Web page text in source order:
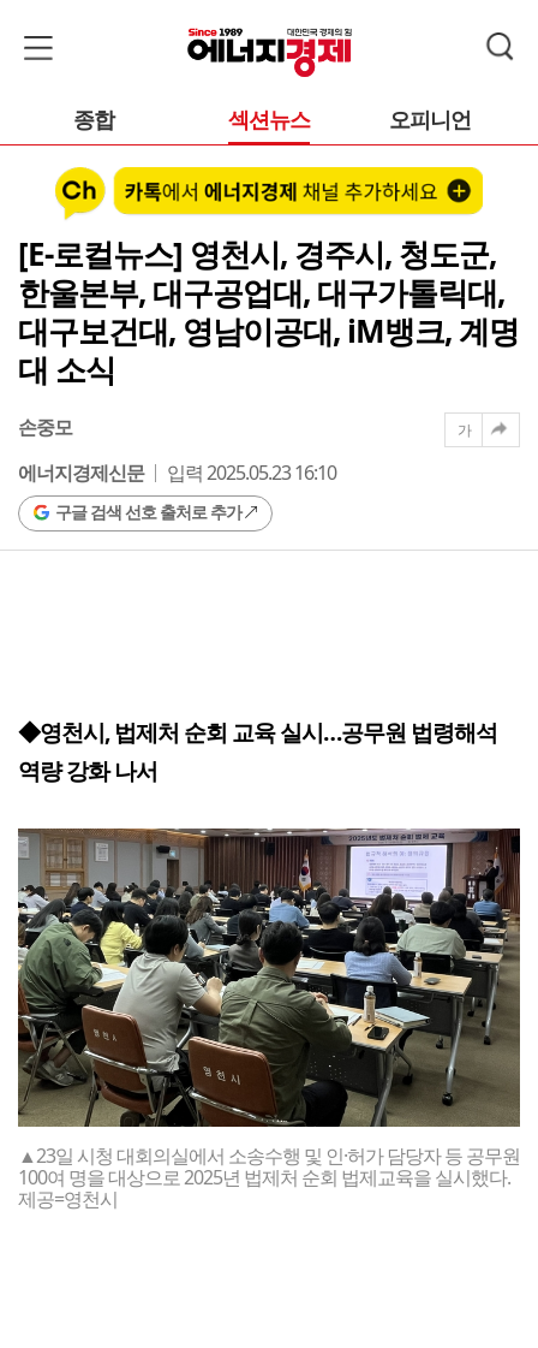
종합 섹션뉴스 오피니언
[E-로컬뉴스] 영천시, 경주시, 청도군,
한울본부, 대구공업대, 대구가톨릭대,
대구보건대, 영남이공대, iM뱅크, 계명
대 소식
손중모
에너지경제신문
입력 2025.05.23 16:10
구글 검색 선호 출처로 추가
가
◆영천시, 법제처 순회 교육 실시…공무원 법령해석
역량 강화 나서
▲23일 시청 대회의실에서 소송수행 및 인·허가 담당자 등 공무원
100여 명을 대상으로 2025년 법제처 순회 법제교육을 실시했다.
제공=영천시